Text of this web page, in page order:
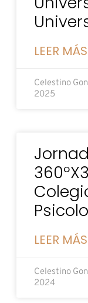
LEER
Celestino
2025
LEER
Celestino
2024